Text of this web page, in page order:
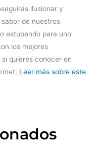
ilusionar y
de nuestros
estupendo para uno
los mejores
quieres conocer en
Leer más sobre este